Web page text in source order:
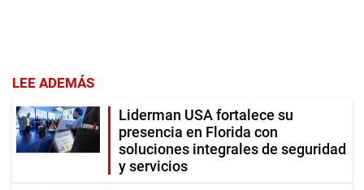
LEE ADEMÁS
Liderman USA fortalece su
presencia en Florida con
soluciones integrales de seguridad
y servicios